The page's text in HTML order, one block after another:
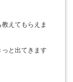
えてもらえま
と出てきます